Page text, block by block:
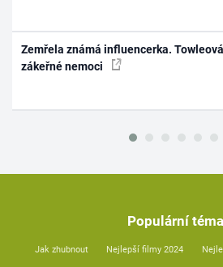
Zemřela známá influencerka.
zákeřné nemoci
Populární
Jak zhubnout Nejlepší filmy 2024